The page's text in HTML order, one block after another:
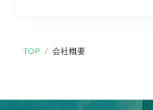
TOP 会社概要